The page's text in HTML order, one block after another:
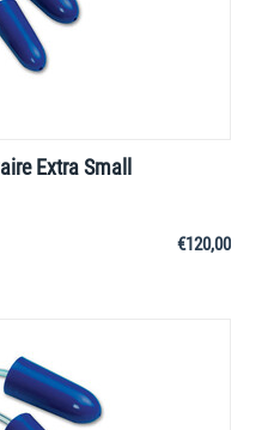
Extra Small
€120,00